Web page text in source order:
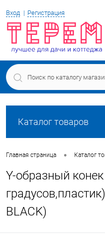
Вход Регистрация
Каталог товаров
Главная страница • Каталог
Y-образный
BLACK)